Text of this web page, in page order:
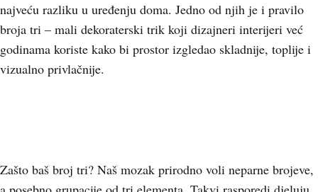
najveću razliku u uređenju doma. Jedno od njih je i pravilo
broja tri – mali dekoraterski trik koji dizajneri interijeri već
godinama koriste kako bi prostor izgledao skladnije, toplije i
vizualno privlačnije.
Zašto baš broj tri? Naš mozak prirodno voli neparne brojeve,